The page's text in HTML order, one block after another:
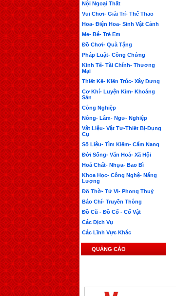
Nội Ngoại Thất
Vui Chơi- Giải Trí- Thể Thao
Hoa- Điện Hoa- Sinh Vật Cảnh
Mẹ- Bé- Trẻ Em
Đồ Chơi- Quà Tặng
Pháp Luật- Công Chứng
Kinh Tế- Tài Chính- Thương
Mại
Thiết Kế- Kiến Trúc- Xây Dựng
Cơ Khí- Luyện Kim- Khoáng
Sản
Công Nghiệp
Nông- Lâm- Ngư- Nghiệp
Vật Liệu- Vật Tư-Thiết Bị-Dụng
Cụ
Số Liệu- Tìm Kiếm- Cẩm Nang
Đời Sống- Văn Hoá- Xã Hội
Hoá Chất- Nhựa- Bao Bì
Khoa Học- Công Nghệ- Năng
Lượng
Đồ Thờ- Tử Vi- Phong Thuỷ
Báo Chí- Truyền Thông
Đồ Cũ - Đồ Cổ - Cổ Vật
Các Dịch Vụ
Các Lĩnh Vực Khác
QUẢNG CÁO